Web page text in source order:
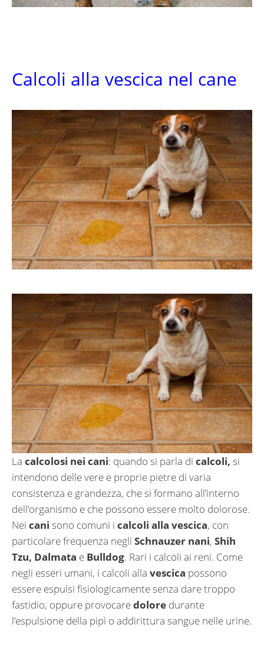
Calcoli alla vescica nel cane
La calcolosi nei cani: quando si parla di calcoli, si
intendono delle vere e proprie pietre di varia
consistenza e grandezza, che si formano all’interno
dell’organismo e che possono essere molto dolorose.
Nei cani sono comuni i calcoli alla vescica, con
particolare frequenza negli Schnauzer nani, Shih
Tzu, Dalmata e Bulldog. Rari i calcoli ai reni. Come
negli esseri umani, i calcoli alla vescica possono
essere espulsi fisiologicamente senza dare troppo
fastidio, oppure provocaredolore durante
l’espulsione della pipì o addirittura sangue nelle urine.